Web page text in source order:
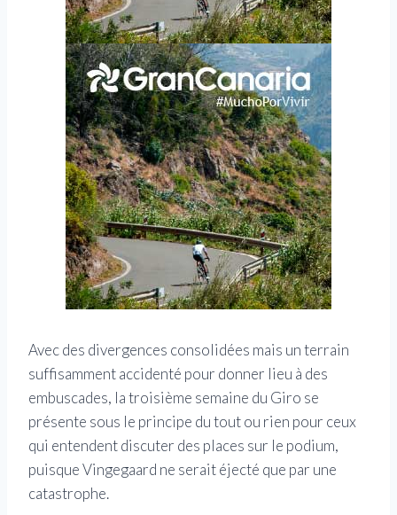
Avec des divergences consolidées mais un terrain
suffisamment accidenté pour donner lieu à des
embuscades, la troisième semaine du Giro se
présente sous le principe du tout ou rien pour ceux
qui entendent discuter des places sur le podium,
puisque Vingegaard ne serait éjecté que par une
catastrophe.